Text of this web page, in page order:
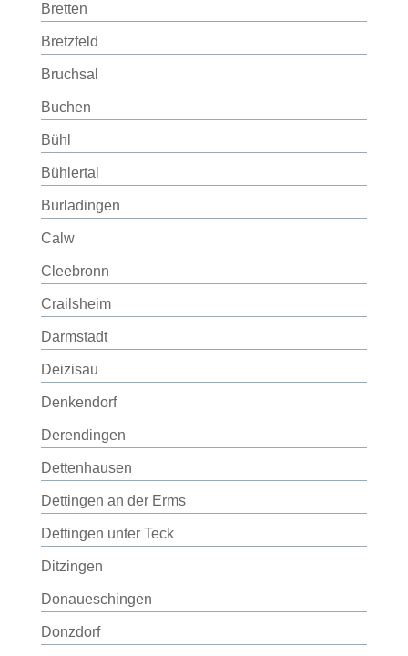
Bretten
Bretzfeld
Bruchsal
Buchen
Bühl
Bühlertal
Burladingen
Calw
Cleebronn
Crailsheim
Darmstadt
Deizisau
Denkendorf
Derendingen
Dettenhausen
Dettingen an der Erms
Dettingen unter Teck
Ditzingen
Donaueschingen
Donzdorf